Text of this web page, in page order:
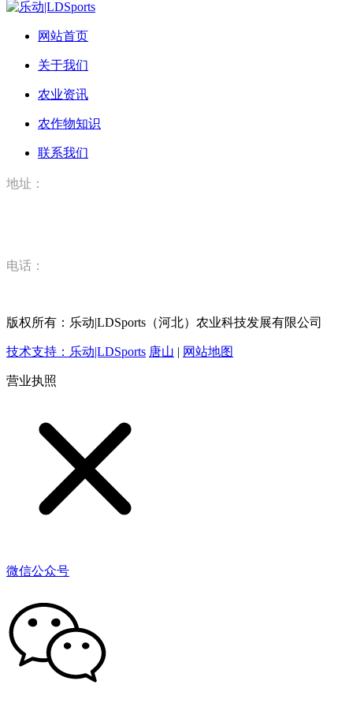
网站首页
关于我们
农业资讯
农作物知识
联系我们
地址：
电话：
版权所有：乐动|LDSports（河北）农业科技发展有限公司
技术支持：乐动|LDSports 唐山 | 网站地图
营业执照
微信公众号